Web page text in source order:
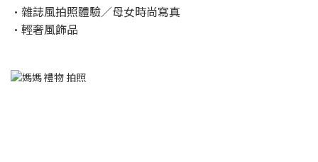
•雜誌風拍照體驗／母女時尚寫真
•輕奢風飾品